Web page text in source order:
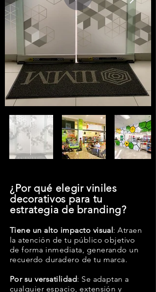
¿Por qué elegir viniles
decorativos para tu
estrategia de branding?
Tiene un alto impacto visual: Atraen
la atención de tu público objetivo
de forma inmediata, generando un
recuerdo duradero de tu marca.
Por su versatilidad: Se adaptan a
cualquier espacio, extensión y